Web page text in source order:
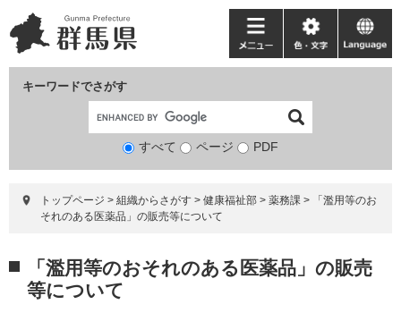
ー
ジ
ニ
ュ
て
キーワードでさがす
検
象
すべて ページ PDF
メ
ニ
ー
色・
文
language
トップページ > 組織からさがす > 健康福祉部 > 薬務課 >
「濫用等のお
それのある医薬品」の販売等について
文
「濫用等のおそれのある医薬品」の販売
等について